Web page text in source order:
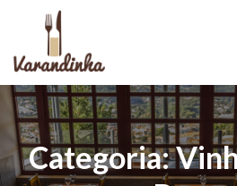
Categoria: